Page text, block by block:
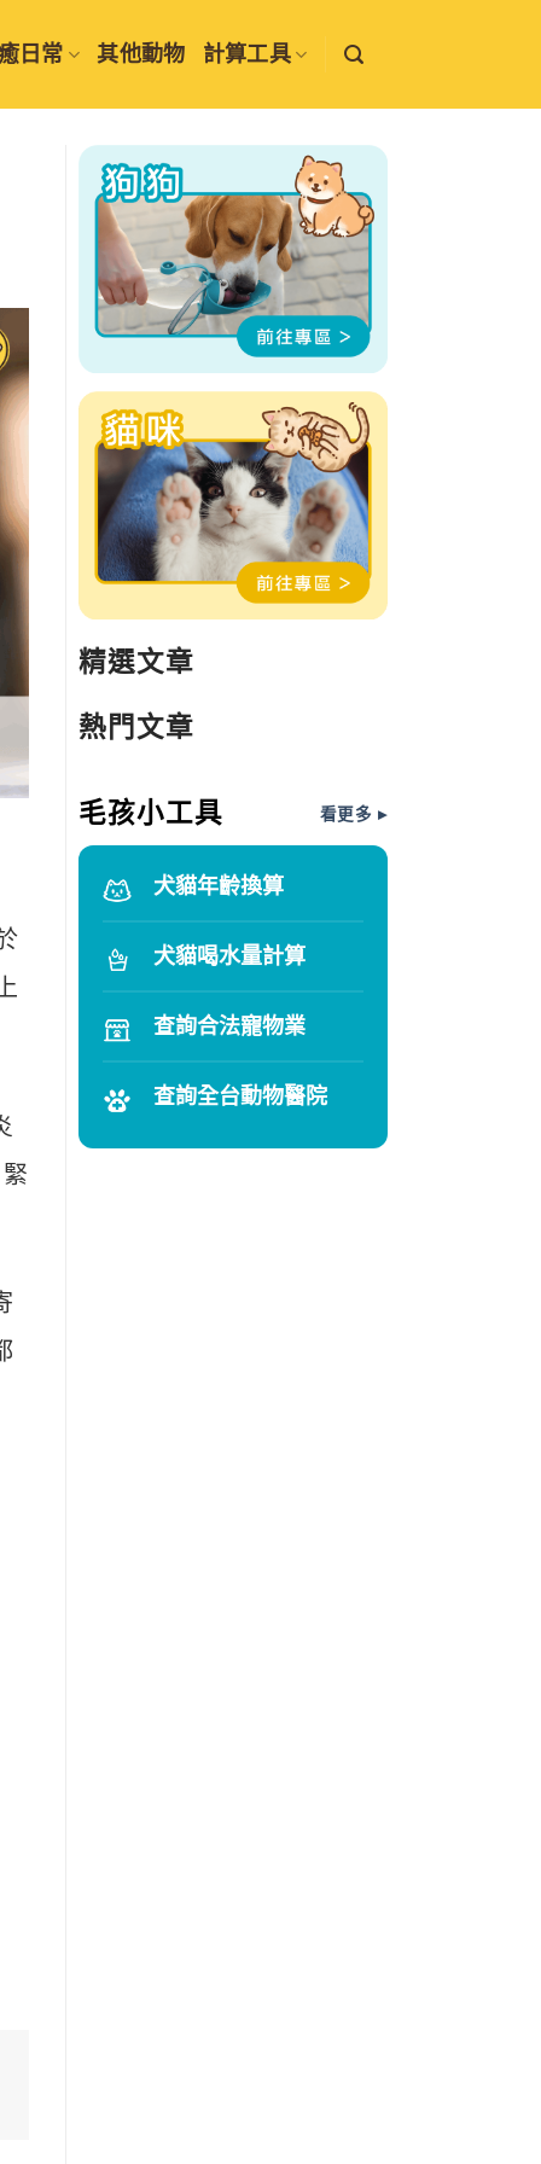
日常 其他動物 計算工具
精選文章
熱門文章
毛孩小工具 看更多 ▸
犬貓年齡換算
犬貓喝水量計算
查詢合法寵物業
查詢全台動物醫院